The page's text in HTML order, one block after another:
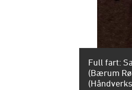
Full fart:
(Bærum